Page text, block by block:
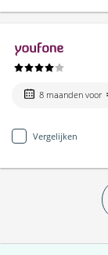
8 maanden voor
Vergelijken